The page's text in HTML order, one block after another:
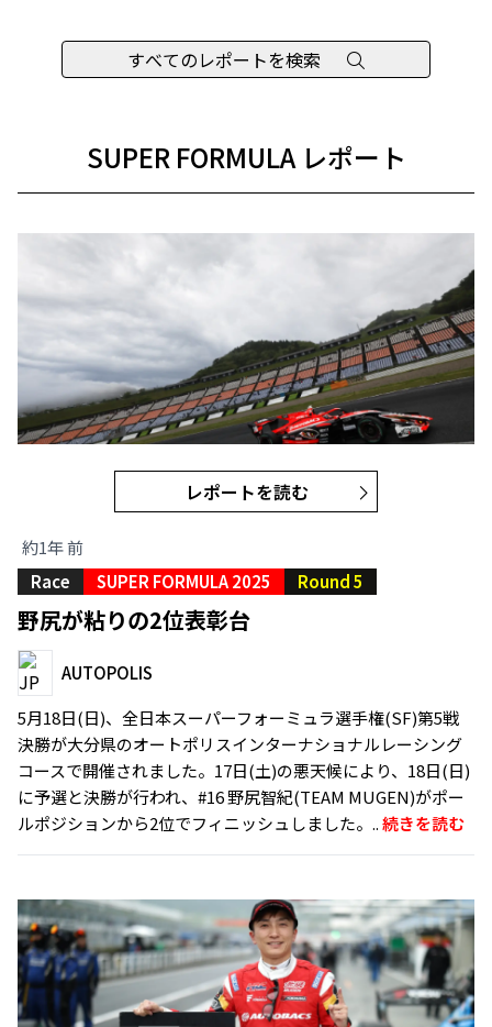
すべてのレポートを検索
SUPER FORMULA レポート
レポートを読む
約1年 前
Race
SUPER FORMULA 2025 Round 5
野尻が粘りの2位表彰台
AUTOPOLIS
5月18日(日)、全日本スーパーフォーミュラ選手権(SF)第5戦
決勝が大分県のオートポリスインターナショナルレーシング
コースで開催されました。17日(土)の悪天候により、18日(日)
に予選と決勝が行われ、#16 野尻智紀(TEAM MUGEN)がポー
ルポジションから2位でフィニッシュしました。..続きを読む